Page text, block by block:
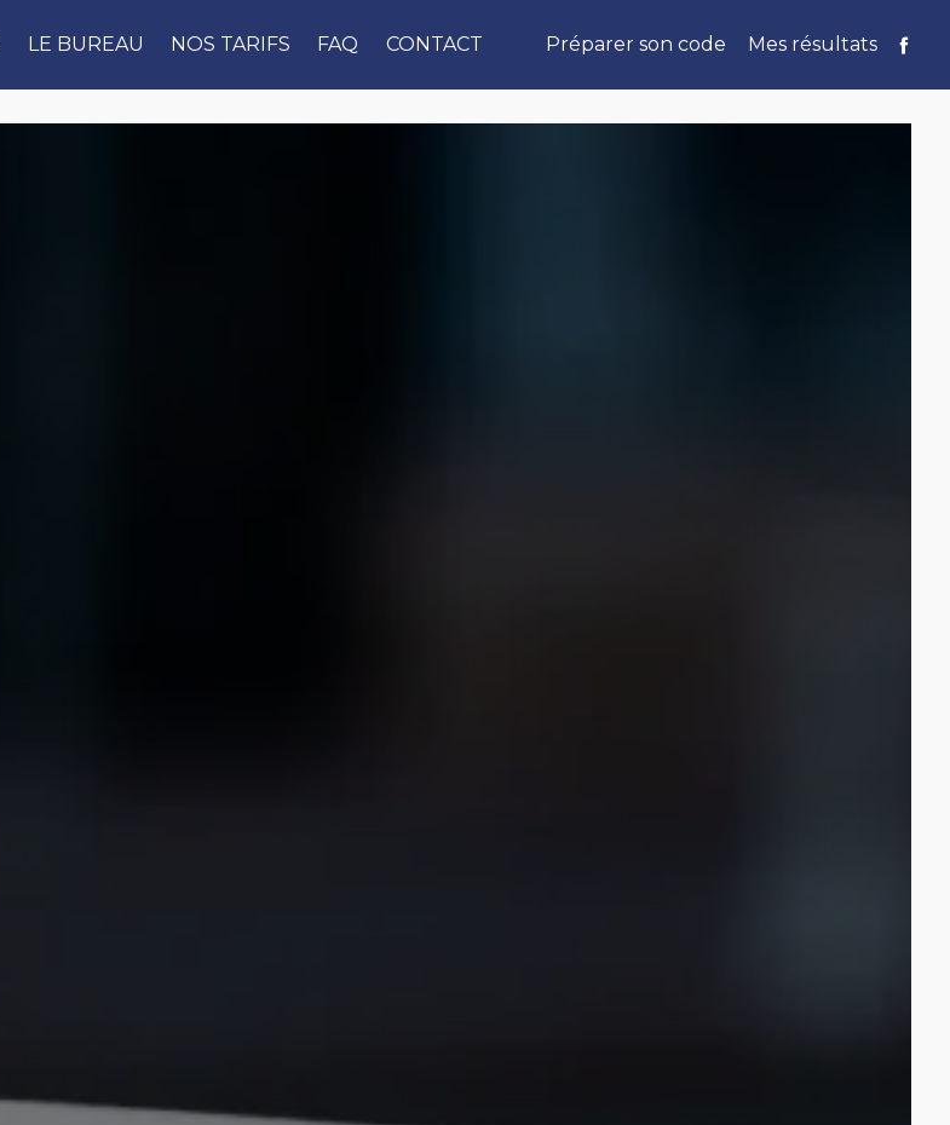
LE BUREAU NOS TARIFS FAQ CONTACT Préparer son code Mes résultats